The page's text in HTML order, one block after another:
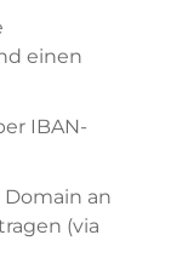
einen
IBAN-
an
(via